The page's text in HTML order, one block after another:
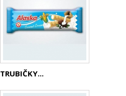
TRUBIČKY...